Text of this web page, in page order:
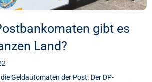
gibt es
Land?
Geldautomaten der Post. Der DP-